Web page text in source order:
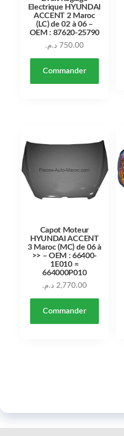
Electrique HYUNDAI
ACCENT 2 Maroc
(LC) de 02 à 06 –
OEM : 87620-25790
750.00 د.م.
Commander
Capot Moteur
HYUNDAI ACCENT
3 Maroc (MC) de 06 à
>> – OEM : 66400-
1E010 =
664000P010
2,770.00 د.م.
Commander